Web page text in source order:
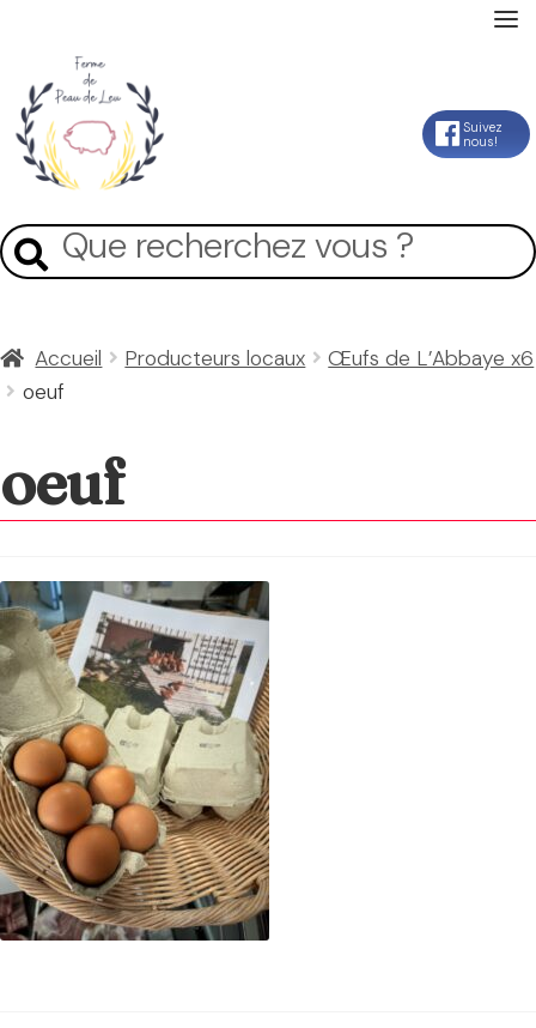
Aller
navigation
Aller
Suivez
nous!
Mon Compte
Recherche
pour :
Recherche
Accueil Producteurs locaux
Œufs de L’Abbaye x6
oeuf
oeuf